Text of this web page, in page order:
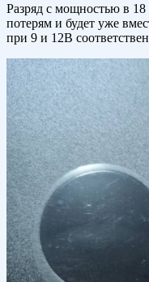
Разряд с мощностью в
потерям и будет уже
при 9 и 12В